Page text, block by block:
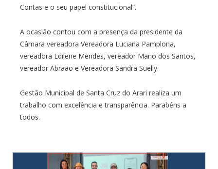
Contas e o seu papel constitucional”.
A ocasião contou com a presença da presidente da
Câmara vereadora Vereadora Luciana Pamplona,
vereadora Edilene Mendes, vereador Mario dos Santos,
vereador Abraão e Vereadora Sandra Suelly.
Gestão Municipal de Santa Cruz do Arari realiza um
trabalho com excelência e transparência. Parabéns a
todos.